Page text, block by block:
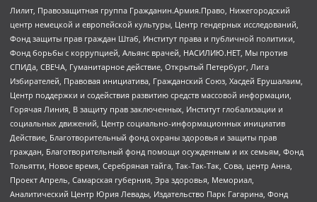
Лилит, Правозащитная группа Гражданин.Армия.Право, Нижегородский
центр немецкой и европейской культуры, Центр гендерных исследований,
Фонд защиты прав граждан Штаб, Институт права и публичной политики,
Фонд борьбы с коррупцией, Альянс врачей, НАСИЛИЮ.НЕТ, Мы против
СПИДа, СВЕЧА, Гуманитарное действие, Открытый Петербург, Лига
Избирателей, Правовая инициатива, Гражданский Союз, Хасдей Ерушалаим,
Центр поддержки и содействия развитию средств массовой информации,
Горячая Линия, В защиту прав заключенных, Институт глобализации и
социальных движений, Центр социально-информационных инициатив
Действие, Благотворительный фонд охраны здоровья и защиты прав
граждан, Благотворительный фонд помощи осужденным и их семьям, Фонд
Тольятти, Новое время, Серебряная тайга, Так-Так-Так, Сова, центр Анна,
Проект Апрель, Самарская губерния, Эра здоровья, Мемориал,
Аналитический Центр Юрия Левады, Издательство Парк Гагарина, Фонд